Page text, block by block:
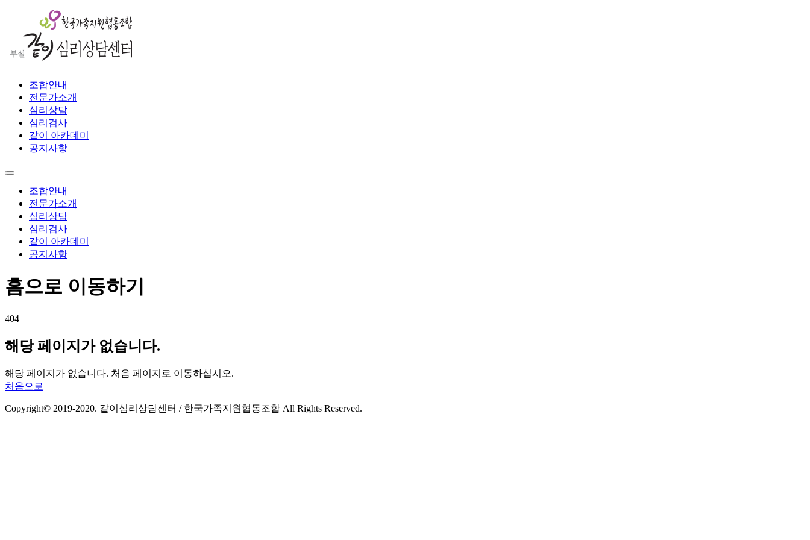
조합안내
전문가소개
심리상담
심리검사
같이 아카데미
공지사항
조합안내
전문가소개
심리상담
심리검사
같이 아카데미
공지사항
홈으로 이동하기
404
해당 페이지가 없습니다.
해당 페이지가 없습니다. 처음 페이지로 이동하십시오.
처음으로
Copyright© 2019-2020. 같이심리상담센터 / 한국가족지원협동조합 All Rights Reserved.